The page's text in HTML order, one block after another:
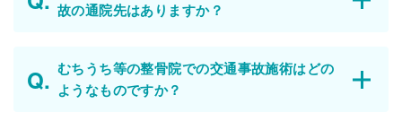
故の通院先はありますか？
むちうち等の整骨院での交通事故施術はどの
ようなものですか？